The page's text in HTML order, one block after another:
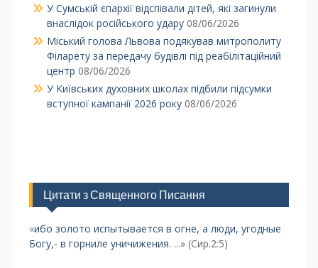
У Сумській єпархії відспівали дітей, які загинули
внаслідок російського удару 08/06/2026
Міський голова Львова подякував митрополиту
Філарету за передачу будівлі під реабілітаційний
центр 08/06/2026
У Київських духовних школах підбили підсумки
вступної кампанії 2026 року 08/06/2026
Цитати з Священного Писання
«ибо золото испытывается в огне, а люди, угодные
Богу,- в горниле уничижения. ...» (Сир.2:5)